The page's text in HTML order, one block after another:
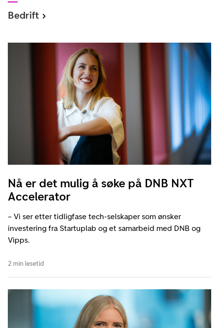
Bedrift
Nå er det mulig å søke på DNB NXT
Accelerator
– Vi ser etter tidligfase tech-selskaper som ønsker
investering fra Startuplab og et samarbeid med DNB og
Vipps.
2 min lesetid